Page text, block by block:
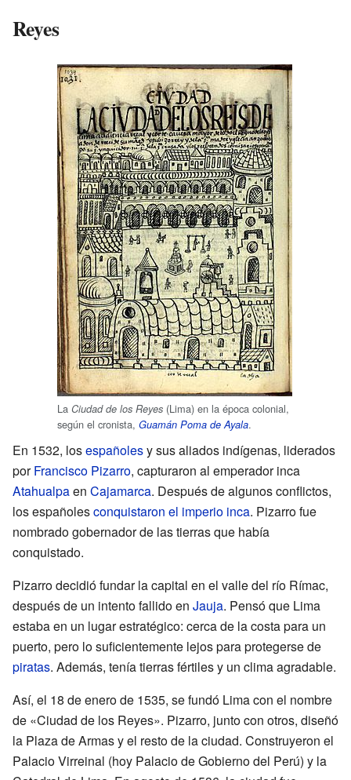
Reyes
La Ciudad de los Reyes (Lima) en la época colonial,
según el cronista, Guamán Poma de Ayala.
En 1532, losespañolesy sus aliados indígenas, liderados
porFrancisco Pizarro, capturaron al emperador inca
Atahualpaen Cajamarca. Después de algunos conflictos,
los españolesconquistaron el imperio inca. Pizarro fue
nombrado gobernador de las tierras que había
conquistado.
Pizarro decidió fundar la capital en el valle del río Rímac,
después de un intento fallido en Jauja. Pensó que Lima
estaba en un lugar estratégico: cerca de la costa para un
puerto, pero lo suficientemente lejos para protegerse de
piratas. Además, tenía tierras fértiles y un clima agradable.
Así, el 18 de enero de 1535, se fundó Lima con el nombre
de «Ciudad de los Reyes». Pizarro, junto con otros, diseñó
la Plaza de Armas y el resto de la ciudad. Construyeron el
Palacio Virreinal (hoy Palacio de Gobierno del Perú) y la